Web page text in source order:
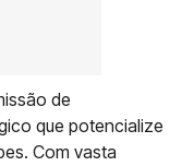
de
que potencialize
Com vasta